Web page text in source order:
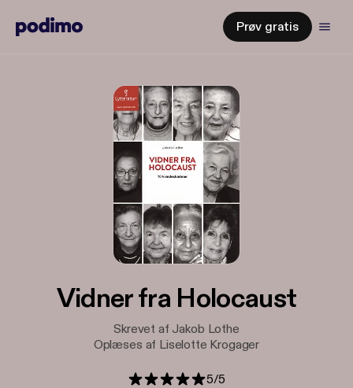
Prøv gratis
Vidner fra Holocaust
Skrevet af Jakob Lothe
Oplæses af Liselotte Krogager
5/5